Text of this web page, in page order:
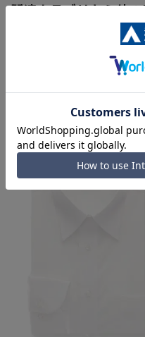
関連カテゴリから他
慶事用
同シリーズアイテム